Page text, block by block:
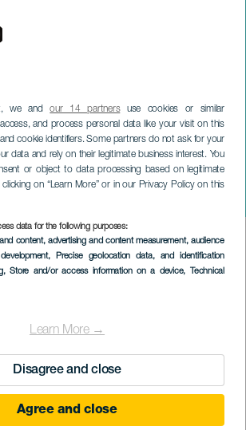
we andour 14 partnersuse cookies or similar
and process personal data like your visit on this
cookie identifiers. Some partners do not ask for your
data and rely on their legitimate business interest. You
or object to data processing based on legitimate
on “Learn More” or in our Privacy Policy on this
data for the following purposes:
content, advertising and content measurement, audience
, Precise geolocation data, and identification
, Store and/or access information on a device, Technical
Learn More →
Disagree and close
Agree and close
de la Rama del